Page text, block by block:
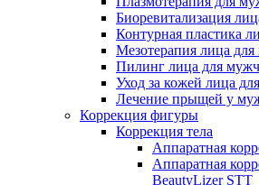
Биоревитализация
Контурная пластика
Мезотерапия лица
Пилинг лица для
Уход за кожей лица
Лечение прыщей у
Коррекция фигуры
Коррекция тела
Аппаратная
Аппаратная
BeautyLizer STT